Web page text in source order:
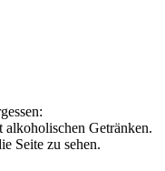
alkoholischen Getränken.
Seite zu sehen.